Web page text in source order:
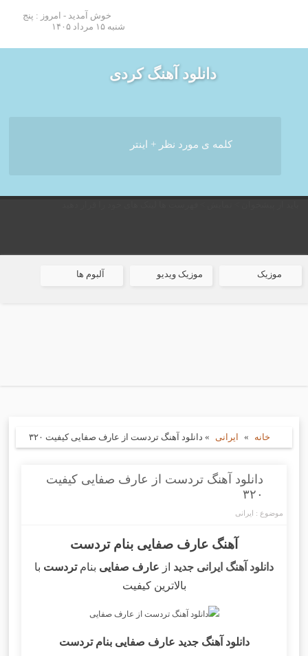
خوش آمدید - امروز : پنج
شنبه ۱۵ مرداد ۱۴۰۵
دانلود آهنگ کردی
موزیک موزیک ویدیو آلبوم ها
خانه » ایرانی » دانلود آهنگ تردست از عارف صفایی کیفیت ۳۲۰
دانلود آهنگ تردست از عارف صفایی کیفیت
۳۲۰
موضوع : ایرانی
آهنگ عارف صفایی بنام تردست
دانلود آهنگ ایرانی جدید از عارف صفایی بنامتردست با
بالاترین کیفیت
دانلود آهنگ جدید عارف صفایی بنام تردست